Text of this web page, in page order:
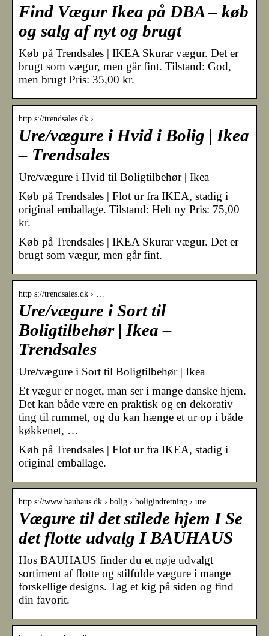
Find Vægur Ikea på DBA – køb
og salg af nyt og brugt
Køb på Trendsales | IKEA Skurar vægur. Det er
brugt som vægur, men går fint. Tilstand: God,
men brugt Pris: 35,00 kr.
http s://trendsales.dk › …
Ure/vægure i Hvid i Bolig | Ikea
– Trendsales
Ure/vægure i Hvid til Boligtilbehør | Ikea
Køb på Trendsales | Flot ur fra IKEA, stadig i
original emballage. Tilstand: Helt ny Pris: 75,00
kr.
Køb på Trendsales | IKEA Skurar vægur. Det er
brugt som vægur, men går fint.
http s://trendsales.dk › …
Ure/vægure i Sort til
Boligtilbehør | Ikea –
Trendsales
Ure/vægure i Sort til Boligtilbehør | Ikea
Et vægur er noget, man ser i mange danske hjem.
Det kan både være en praktisk og en dekorativ
ting til rummet, og du kan hænge et ur op i både
køkkenet, …
Køb på Trendsales | Flot ur fra IKEA, stadig i
original emballage.
http s://www.bauhaus.dk › bolig › boligindretning › ure
Vægure til det stilede hjem I Se
det flotte udvalg I BAUHAUS
Hos BAUHAUS finder du et nøje udvalgt
sortiment af flotte og stilfulde vægure i mange
forskellige designs. Tag et kig på siden og find
din favorit.